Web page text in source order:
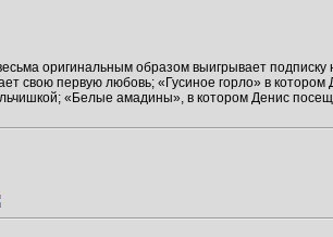
оригинальным образом выигрывает
свою первую любовь; «Гусиное горло» в
«Белые амадины», в котором Денис